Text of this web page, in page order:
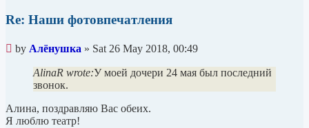
Re: Наши фотовпечатления
Unread
post
by Алёнушка » Sat 26 May 2018, 00:49
AlinaR wrote:У моей дочери 24 мая был последний
звонок.
Алина, поздравляю Вас обеих.
Я люблю театр!